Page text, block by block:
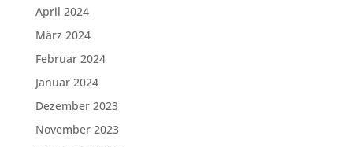
April 2024
März 2024
Februar 2024
Januar 2024
Dezember 2023
November 2023